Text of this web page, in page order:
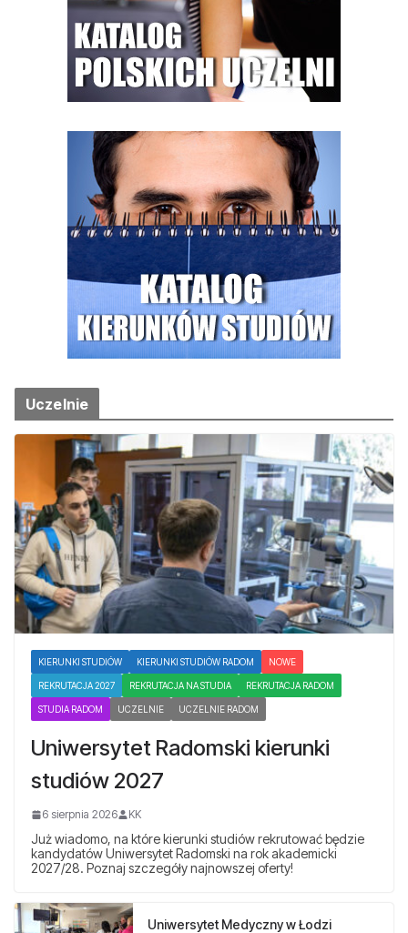
Uczelnie
KIERUNKI STUDIÓW KIERUNKI STUDIÓW RADOM NOWE
REKRUTACJA 2027 REKRUTACJA NA STUDIA REKRUTACJA RADOM
STUDIA RADOM UCZELNIE UCZELNIE RADOM
Uniwersytet Radomski kierunki
studiów 2027
6 sierpnia 2026 KK
Już wiadomo, na które kierunki studiów rekrutować będzie
kandydatów Uniwersytet Radomski na rok akademicki
2027/28. Poznaj szczegóły najnowszej oferty!
Uniwersytet Medyczny w Łodzi